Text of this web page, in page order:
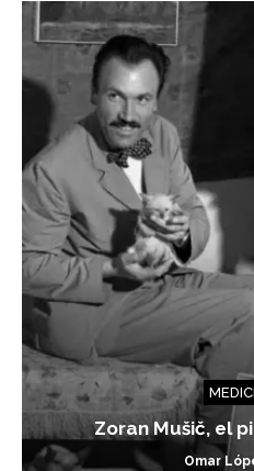
Zoran Mušič, el
Omar